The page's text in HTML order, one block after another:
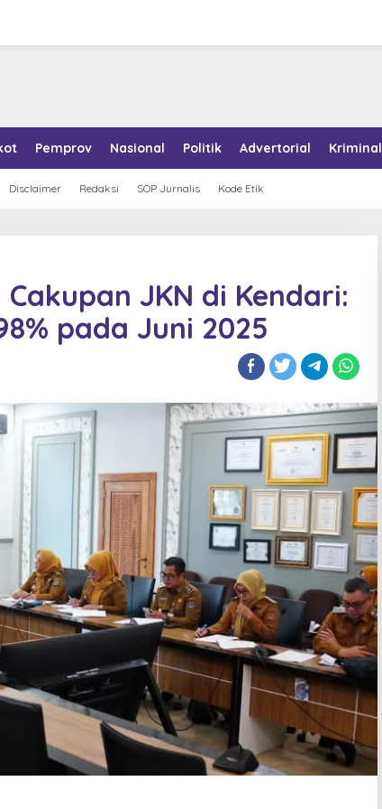
Pemprov Nasional Politik Advertorial Kriminal
Disclaimer Redaksi SOP Jurnalis Kode Etik
JKN di Kendari:
pada Juni 2025